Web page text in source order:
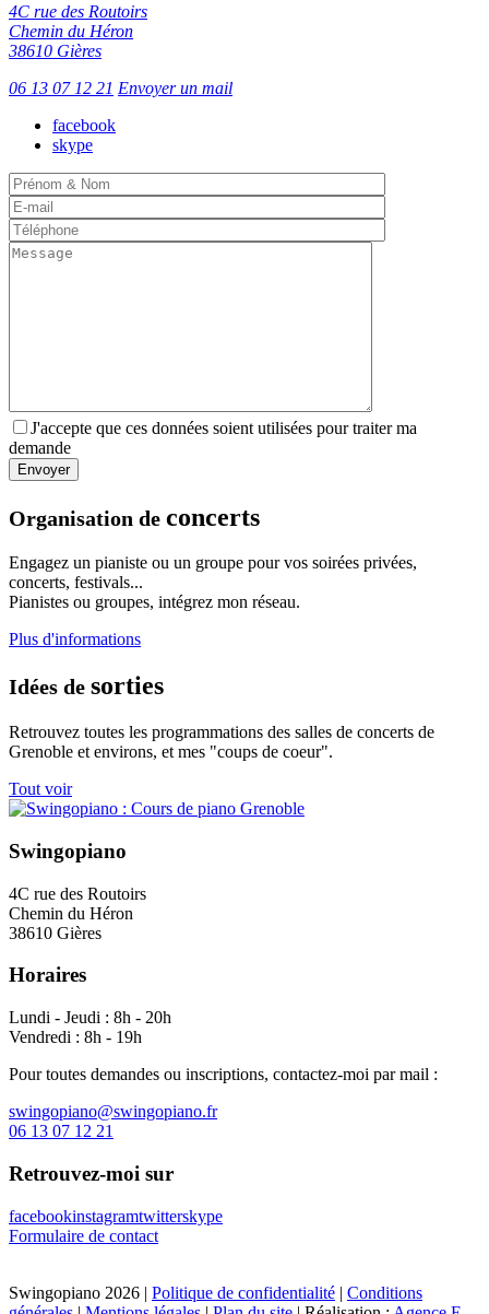
4C rue des Routoirs
Chemin du Héron
38610 Gières
06 13 07 12 21 Envoyer un mail
facebook
skype
J'accepte que ces données soient utilisées pour traiter ma
demande
Organisation de concerts
Engagez un pianiste ou un groupe pour vos soirées privées,
concerts, festivals...
Pianistes ou groupes, intégrez mon réseau.
Plus d'informations
Idées de sorties
Retrouvez toutes les programmations des salles de concerts de
Grenoble et environs, et mes "coups de coeur".
Tout voir
Swingopiano
4C rue des Routoirs
Chemin du Héron
38610 Gières
Horaires
Lundi - Jeudi : 8h - 20h
Vendredi : 8h - 19h
Pour toutes demandes ou inscriptions, contactez-moi par mail :
swingopiano@swingopiano.fr
06 13 07 12 21
Retrouvez-moi sur
facebookinstagramtwitterskype
Formulaire de contact
Swingopiano 2026 | Politique de confidentialité | Conditions